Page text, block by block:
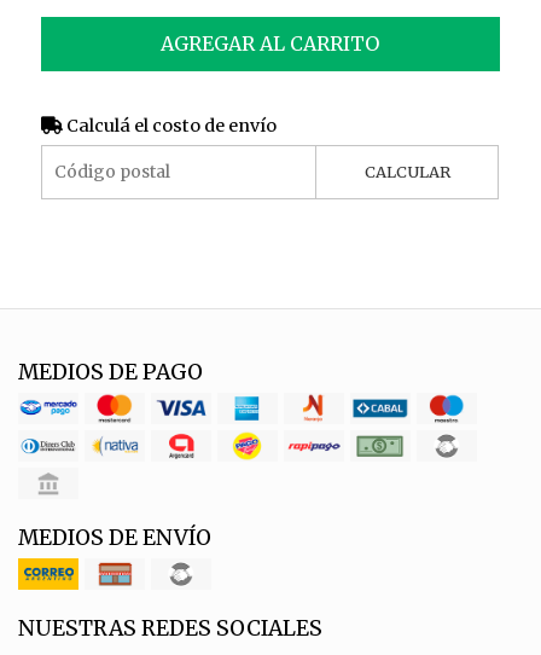
AGREGAR AL CARRITO
Calculá el costo de envío
CALCULAR
MEDIOS DE PAGO
MEDIOS DE ENVÍO
NUESTRAS REDES SOCIALES